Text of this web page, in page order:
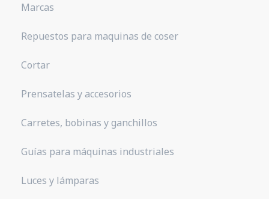
Marcas
Repuestos para maquinas de coser
Cortar
Prensatelas y accesorios
Carretes, bobinas y ganchillos
Guías para máquinas industriales
Luces y lámparas